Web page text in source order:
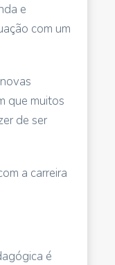
e
com um
que muitos
de ser
a carreira
é